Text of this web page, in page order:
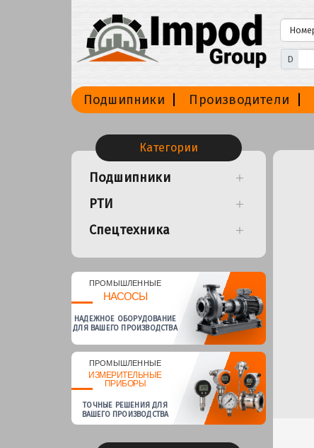
D
Подшипники Производители
Категории
Подшипники
РТИ
Спецтехника
ПРОМЫШЛЕННЫЕ
НАСОСЫ
НАДЕЖНОЕ ОБОРУДОВАНИЕ
ДЛЯ ВАШЕГО ПРОИЗВОДСТВА
ПРОМЫШЛЕННЫЕ
ИЗМЕРИТЕЛЬНЫЕ
ПРИБОРЫ
ТОЧНЫЕ РЕШЕНИЯ ДЛЯ
ВАШЕГО ПРОИЗВОДСТВА